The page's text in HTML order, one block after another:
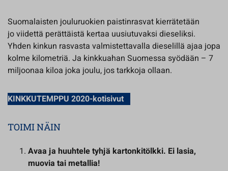
Suomalaisten jouluruokien paistinrasvat kierrätetään
jo viidettä perättäistä kertaa uusiutuvaksi dieseliksi.
Yhden kinkun rasvasta valmistettavalla dieselillä ajaa jopa
kolme kilometriä. Ja kinkkuahan Suomessa syödään – 7
miljoonaa kiloa joka joulu, jos tarkkoja ollaan.
KINKKUTEMPPU 2020-kotisivut
TOIMI NÄIN
Avaa ja huuhtele tyhjä kartonkitölkki. Ei lasia,
muovia tai metallia!